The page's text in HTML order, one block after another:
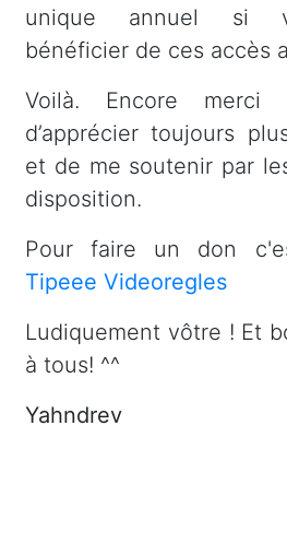
unique annuel si
bénéficier de ces accès
Voilà. Encore
d’apprécier toujours
et de me soutenir par
disposition.
Pour faire un don
Tipeee Videoregles
Ludiquement vôtre ! Et
à tous! ^^
Yahndrev